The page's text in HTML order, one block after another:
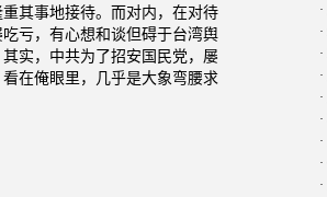
其事地接待。而对内，在对待
亏，有心想和谈但碍于台湾舆
实，中共为了招安国民党，屡
在俺眼里，几乎是大象弯腰求